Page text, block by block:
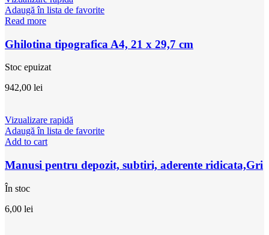
Adaugă în lista de favorite
Read more
Ghilotina tipografica A4, 21 x 29,7 cm
Stoc epuizat
942,00 lei
Vizualizare rapidă
Adaugă în lista de favorite
Add to cart
Manusi pentru depozit, subtiri, aderente ridicata,Gri
În stoc
6,00 lei